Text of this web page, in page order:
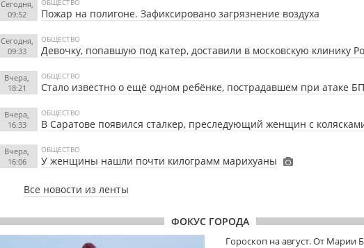
Сегодня,
09:52
Пожар на полигоне. Зафиксировано загрязнение воздуха
Сегодня,
09:33
ОБЩЕСТВО
Девочку, попавшую под катер, доставили в московскую клинику
Вчера,
18:21
ОБЩЕСТВО
Стало известно о ещё одном ребёнке, пострадавшем при атаке
Вчера,
16:33
ОБЩЕСТВО
В Саратове появился сталкер, преследующий женщин с
Вчера,
16:06
ОБЩЕСТВО
У женщины нашли почти килограмм марихуаны
Все новости из ленты
ФОКУС ГОРОДА
Гороскоп на август. От Марии